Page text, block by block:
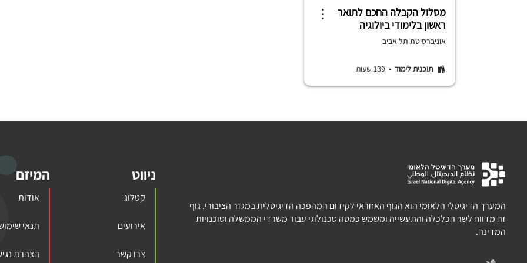
מסלול הקבלה החכם לתואר
ראשון בלימודי ביולוגיה
ופסיכולוגיה | ביה"ס למדעי
אוניברסיטת תל אביב
תוכנית לימוד • 139 שעות
המערך הדיגיטלי הלאומי הוא הגוף האחראי לקידום המהפכה הדיגיטלית במגזר הציבורי. גוף
זה מדווח לשר הכלכלה והתעשייה ומשמש כמטה טכנולוגי עבור משרדי הממשלה וסוכנויות
המדינה.
ניווט
קטלוג
אירועים
צרו קשר
המיזם
אודות
תנאי
הצהרת